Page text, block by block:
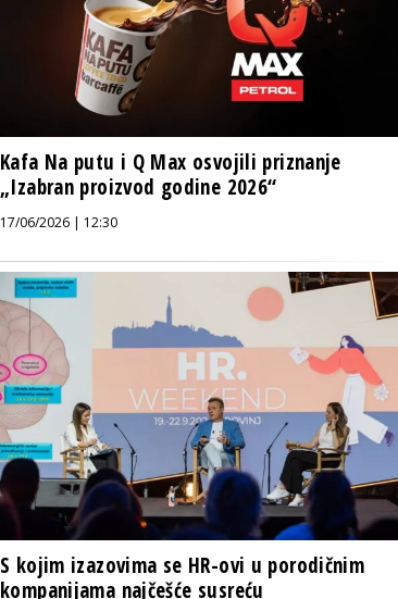
Kafa Na putu i Q Max osvojili priznanje
„Izabran proizvod godine 2026“
17/06/2026 | 12:30
S kojim izazovima se HR-ovi u porodičnim
kompanijama najčešće susreću